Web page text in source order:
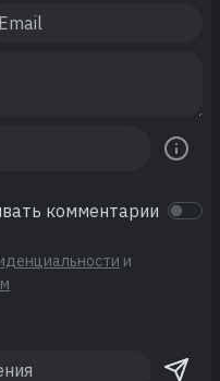
комментарии
и